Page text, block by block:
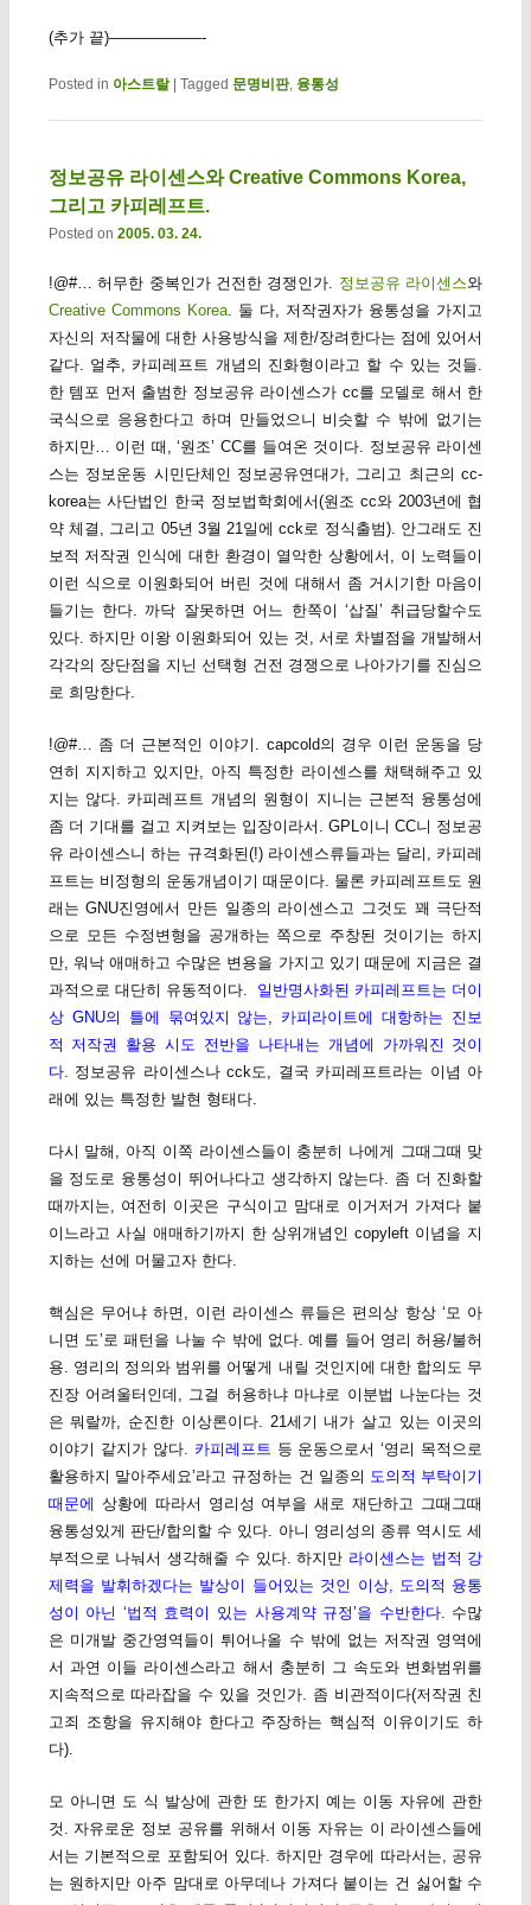
(추가 끝)——————-
Posted in 아스트랄 Tagged 문명비판, 융통성
정보공유 라이센스와 Creative Commons Korea,
그리고 카피레프트.
Posted on 2005. 03. 24.
!@#… 허무한 중복인가 건전한 경쟁인가. 정보공유 라이센스와
Creative Commons Korea. 둘 다, 저작권자가 융통성을 가지고
자신의 저작물에 대한 사용방식을 제한/장려한다는 점에 있어서
같다. 얼추, 카피레프트 개념의 진화형이라고 할 수 있는 것들.
한 템포 먼저 출범한 정보공유 라이센스가 cc를 모델로 해서 한
국식으로 응용한다고 하며 만들었으니 비슷할 수 밖에 없기는
하지만… 이런 때, ‘원조’ CC를 들여온 것이다. 정보공유 라이센
스는 정보운동 시민단체인 정보공유연대가, 그리고 최근의 cc-
korea는 사단법인 한국 정보법학회에서(원조 cc와 2003년에 협
약 체결, 그리고 05년 3월 21일에 cck로 정식출범). 안그래도 진
보적 저작권 인식에 대한 환경이 열악한 상황에서, 이 노력들이
이런 식으로 이원화되어 버린 것에 대해서 좀 거시기한 마음이
들기는 한다. 까닥 잘못하면 어느 한쪽이 ‘삽질’ 취급당할수도
있다. 하지만 이왕 이원화되어 있는 것, 서로 차별점을 개발해서
각각의 장단점을 지닌 선택형 건전 경쟁으로 나아가기를 진심으
로 희망한다.
!@#… 좀 더 근본적인 이야기. capcold의 경우 이런 운동을 당
연히 지지하고 있지만, 아직 특정한 라이센스를 채택해주고 있
지는 않다. 카피레프트 개념의 원형이 지니는 근본적 융통성에
좀 더 기대를 걸고 지켜보는 입장이라서. GPL이니 CC니 정보공
유 라이센스니 하는 규격화된(!) 라이센스류들과는 달리, 카피레
프트는 비정형의 운동개념이기 때문이다. 물론 카피레프트도 원
래는 GNU진영에서 만든 일종의 라이센스고 그것도 꽤 극단적
으로 모든 수정변형을 공개하는 쪽으로 주창된 것이기는 하지
만, 워낙 애매하고 수많은 변용을 가지고 있기 때문에 지금은 결
과적으로 대단히 유동적이다. 일반명사화된 카피레프트는 더이
상 GNU의 틀에 묶여있지 않는, 카피라이트에 대항하는 진보
적 저작권 활용 시도 전반을 나타내는 개념에 가까워진 것이
다. 정보공유 라이센스나 cck도, 결국 카피레프트라는 이념 아
래에 있는 특정한 발현 형태다.
다시 말해, 아직 이쪽 라이센스들이 충분히 나에게 그때그때 맞
을 정도로 융통성이 뛰어나다고 생각하지 않는다. 좀 더 진화할
때까지는, 여전히 이곳은 구식이고 맘대로 이거저거 가져다 붙
이느라고 사실 애매하기까지 한 상위개념인 copyleft 이념을 지
지하는 선에 머물고자 한다.
핵심은 무어냐 하면, 이런 라이센스 류들은 편의상 항상 ‘모 아
니면 도’로 패턴을 나눌 수 밖에 없다. 예를 들어 영리 허용/불허
용. 영리의 정의와 범위를 어떻게 내릴 것인지에 대한 합의도 무
진장 어려울터인데, 그걸 허용하냐 마냐로 이분법 나눈다는 것
은 뭐랄까, 순진한 이상론이다. 21세기 내가 살고 있는 이곳의
이야기 같지가 않다. 카피레프트 등 운동으로서 ‘영리 목적으로
활용하지 말아주세요’라고 규정하는 건 일종의 도의적 부탁이기
때문에 상황에 따라서 영리성 여부을 새로 재단하고 그때그때
융통성있게 판단/합의할 수 있다. 아니 영리성의 종류 역시도 세
부적으로 나눠서 생각해줄 수 있다. 하지만 라이센스는 법적 강
제력을 발휘하겠다는 발상이 들어있는 것인 이상, 도의적 융통
성이 아닌 ‘법적 효력이 있는 사용계약 규정’을 수반한다. 수많
은 미개발 중간영역들이 튀어나올 수 밖에 없는 저작권 영역에
서 과연 이들 라이센스라고 해서 충분히 그 속도와 변화범위를
지속적으로 따라잡을 수 있을 것인가. 좀 비관적이다(저작권 친
고죄 조항을 유지해야 한다고 주장하는 핵심적 이유이기도 하
다).
모 아니면 도 식 발상에 관한 또 한가지 예는 이동 자유에 관한
것. 자유로운 정보 공유를 위해서 이동 자유는 이 라이센스들에
서는 기본적으로 포함되어 있다. 하지만 경우에 따라서는, 공유
는 원하지만 아주 맘대로 아무데나 가져다 붙이는 건 싫어할 수